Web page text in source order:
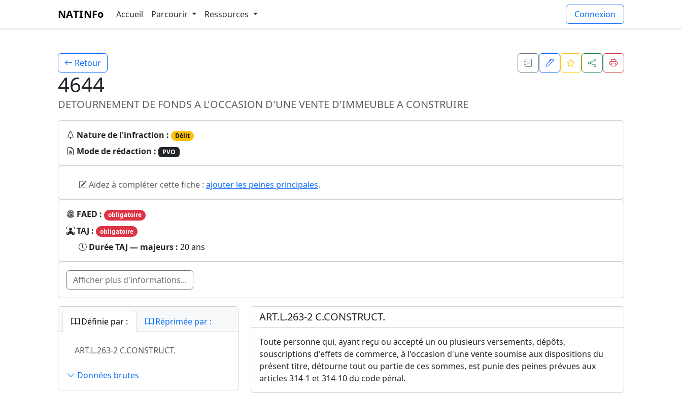
NATINFo Accueil Parcourir Ressources Connexion
Retour
4644
DETOURNEMENT DE FONDS A L'OCCASION D'UNE VENTE D'IMMEUBLE A CONSTRUIRE
Nature de l'infraction : Délit
Mode de rédaction : PVO
Aidez à compléter cette fiche : ajouter les peines principales.
FAED : obligatoire
TAJ : obligatoire
Durée TAJ — majeurs : 20 ans
Afficher plus d'informations...
Définie par : Réprimée par :
ART.L.263-2 C.CONSTRUCT.
Données brutes
ART.L.263-2 C.CONSTRUCT.
Toute personne qui, ayant reçu ou accepté un ou plusieurs versements, dépôts,
souscriptions d'effets de commerce, à l'occasion d'une vente soumise aux dispositions du
présent titre, détourne tout ou partie de ces sommes, est punie des peines prévues aux
articles 314-1 et 314-10 du code pénal.